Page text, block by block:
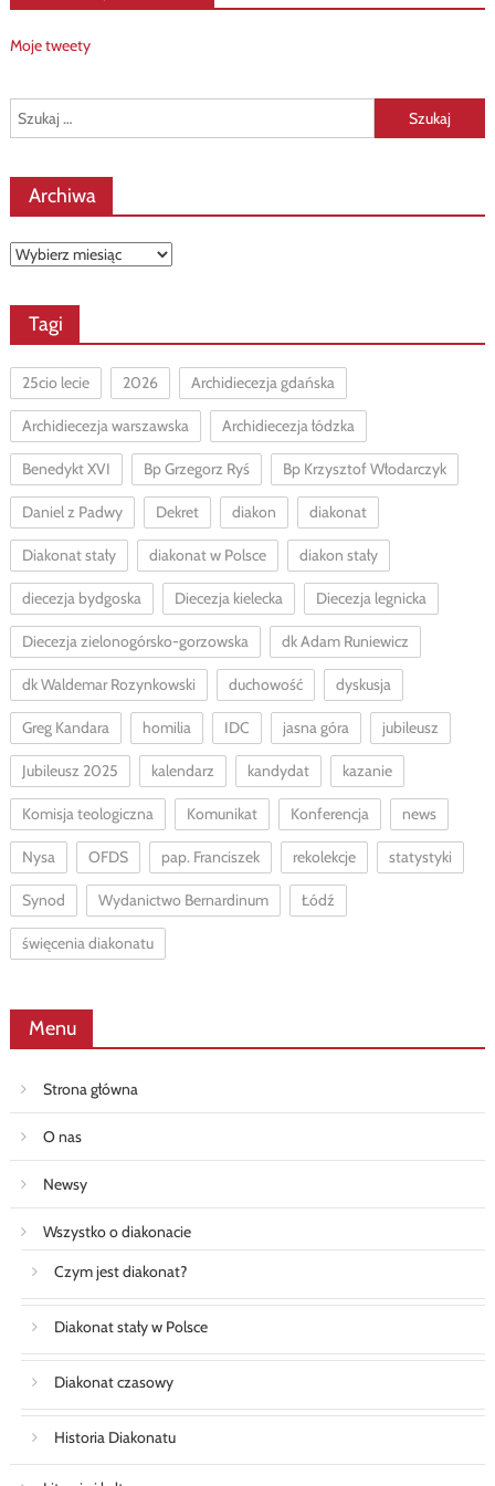
Moje tweety
Szukaj:
Archiwa
Archiwa
Tagi
25cio lecie 2026 Archidiecezja gdańska
Archidiecezja warszawska Archidiecezja łódzka
Benedykt XVI Bp Grzegorz Ryś Bp Krzysztof Włodarczyk
Daniel z Padwy Dekret diakon diakonat
Diakonat stały diakonat w Polsce diakon stały
diecezja bydgoska Diecezja kielecka Diecezja legnicka
Diecezja zielonogórsko-gorzowska dk Adam Runiewicz
dk Waldemar Rozynkowski duchowość dyskusja
Greg Kandara homilia IDC jasna góra jubileusz
Jubileusz 2025 kalendarz kandydat kazanie
Komisja teologiczna Komunikat Konferencja news
Nysa OFDS pap. Franciszek rekolekcje statystyki
Synod Wydanictwo Bernardinum Łódź
święcenia diakonatu
Menu
Strona główna
O nas
Newsy
Wszystko o diakonacie
Czym jest diakonat?
Diakonat stały w Polsce
Diakonat czasowy
Historia Diakonatu